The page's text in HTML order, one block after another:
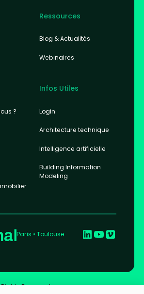
Ressources
Blog & Actualités
Webinaires
?
Infos Utiles
Login
Architecture technique
Intelligence artificielle
Building Information
Modeling
Paris • Toulouse
Reserved.